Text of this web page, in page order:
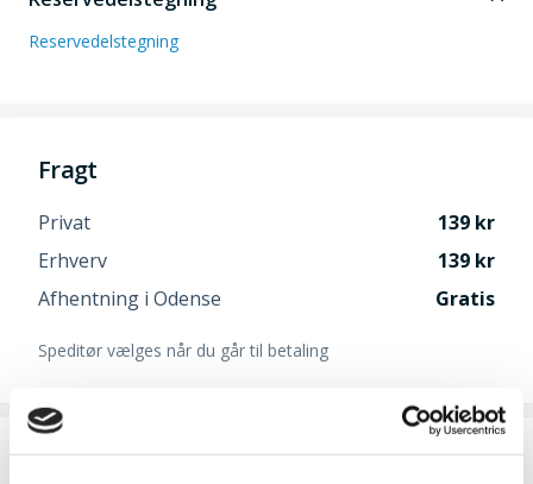
Reservedelstegning
Fragt
Privat
139
Erhverv
139
Afhentning i Odense
Gratis
Speditør vælges når du går til betaling